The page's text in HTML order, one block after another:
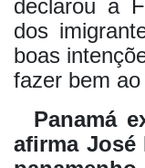
declarou a
dos
boas
fazer bem ao
Panamá
afirma José